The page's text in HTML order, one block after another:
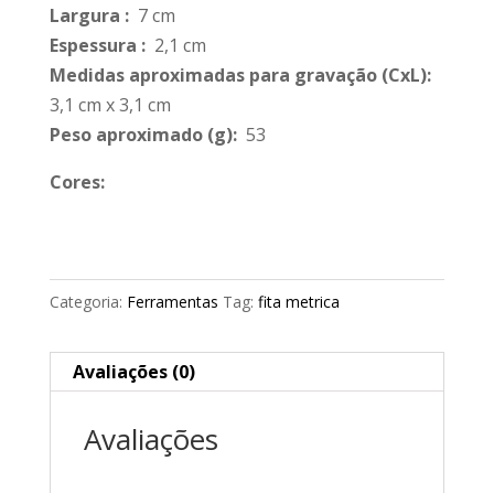
Largura : 7 cm
Espessura : 2,1 cm
Medidas aproximadas para gravação(CxL):
3,1 cm x 3,1 cm
Peso aproximado(g): 53
Cores:
Categoria: Ferramentas Tag: fita metrica
Avaliações (0)
Avaliações